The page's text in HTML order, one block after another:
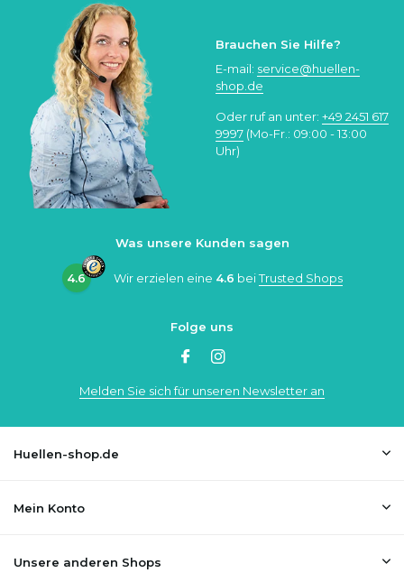
Brauchen Sie Hilfe?
E-mail: service@huellen-
shop.de
Oder ruf an unter: +49 2451 617
9997 (Mo-Fr.: 09:00 - 13:00
Uhr)
Was unsere Kunden sagen
4.6 Wir erzielen eine 4.6 beiTrusted Shops
Folge uns
Melden Sie sich für unseren Newsletter an
Huellen-shop.de
Mein Konto
Unsere anderen Shops